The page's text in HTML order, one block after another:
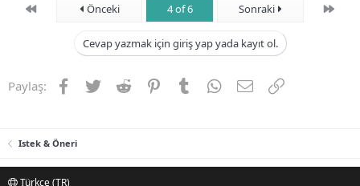
First Önceki 4 of 6 Sonraki Son
Cevap yazmak için giriş yap yada kayıt ol.
Paylaş: Facebook
TwitterReddit PinterestTumblrWhatsApp
E-postaLink
Istek & Öneri
Türkçe (TR)